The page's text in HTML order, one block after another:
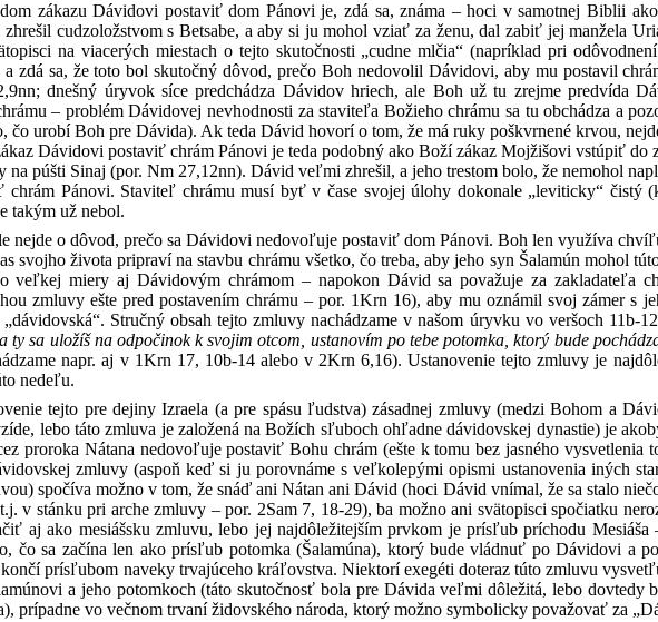
zákazu Dávidovi postaviť dom Pánovi je, zdá sa, známa – hoci v samotnej Biblii
cudzoložstvom s Betsabe, a aby si ju mohol vziať za ženu, dal zabiť jej manžela
na viacerých miestach o tejto skutočnosti „cudne mlčia“ (napríklad pri
a zdá sa, že toto bol skutočný dôvod, prečo Boh nedovolil Dávidovi, aby mu postavil
dnešný úryvok síce predchádza Dávidov hriech, ale Boh už tu zrejme predvída
– problém Dávidovej nevhodnosti za staviteľa Božieho chrámu sa tu obchádza a
čo urobí Boh pre Dávida). Ak teda Dávid hovorí o tom, že má ruky poškvrnené krvou,
Dávidovi postaviť chrám Pánovi je teda podobný ako Boží zákaz Mojžišovi vstúpiť do
na púšti Sinaj (por. Nm 27,12nn). Dávid veľmi zhrešil, a jeho trestom bolo, že nemohol
Pánovi. Staviteľ chrámu musí byť v čase svojej úlohy dokonale „leviticky“ čistý
takým už nebol.
nejde o dôvod, prečo sa Dávidovi nedovoľuje postaviť dom Pánovi. Boh len využíva
svojho života pripraví na stavbu chrámu všetko, čo treba, aby jeho syn Šalamún mohol
veľkej miery aj Dávidovým chrámom – napokon Dávid sa považuje za zakladateľa
zmluvy ešte pred postavením chrámu – por. 1Krn 16), aby mu oznámil svoj zámer s
Stručný obsah tejto zmluvy nachádzame v našom úryvku vo veršoch 11b-
ty sa uložíš na odpočinok k svojim otcom, ustanovím po tebe potomka, ktorý bude
napr. aj v 1Krn 17, 10b-14 alebo v 2Krn 6,16). Ustanovenie tejto zmluvy je
nedeľu.
tejto pre dejiny Izraela (a pre spásu ľudstva) zásadnej zmluvy (medzi Bohom a
lebo táto zmluva je založená na Božích sľuboch ohľadne dávidovskej dynastie) je
proroka Nátana nedovoľuje postaviť Bohu chrám (ešte k tomu bez jasného vysvetlenia
zmluvy (aspoň keď si ju porovnáme s veľkolepými opismi ustanovenia iných
spočíva možno v tom, že snáď ani Nátan ani Dávid (hoci Dávid vnímal, že sa stalo
v stánku pri arche zmluvy – por. 2Sam 7, 18-29), ba možno ani svätopisci spočiatku
aj ako mesiášsku zmluvu, lebo jej najdôležitejším prvkom je prísľub príchodu
čo sa začína len ako prísľub potomka (Šalamúna), ktorý bude vládnuť po Dávidovi a
prísľubom naveky trvajúceho kráľovstva. Niektorí exegéti doteraz túto zmluvu
a jeho potomkoch (táto skutočnosť bola pre Dávida veľmi dôležitá, lebo dovtedy
prípadne vo večnom trvaní židovského národa, ktorý možno symbolicky považovať za